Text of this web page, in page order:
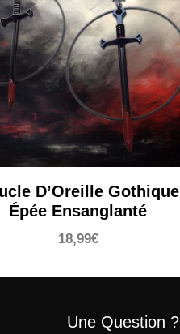
D’Oreille Gothique
Épée Ensanglanté
18,99€
Une Question ?